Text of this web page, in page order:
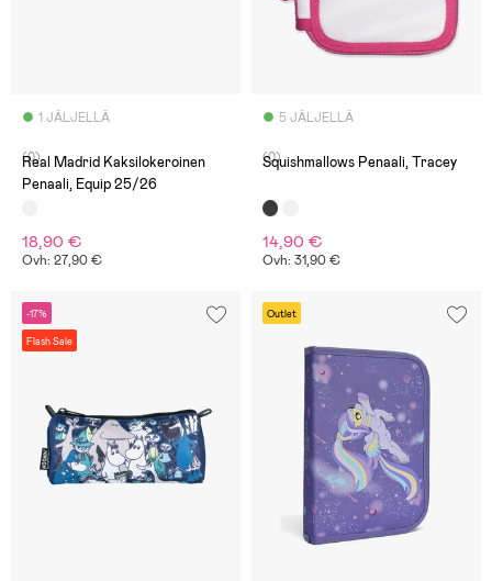
1 JÄLJELLÄ
(0)
Real Madrid Kaksilokeroinen
Penaali, Equip 25/26
18,90 €
Ovh: 27,90 €
5 JÄLJELLÄ
(0)
Squishmallows Penaali, Tracey
14,90 €
Ovh: 31,90 €
-17%
Flash Sale
Outlet